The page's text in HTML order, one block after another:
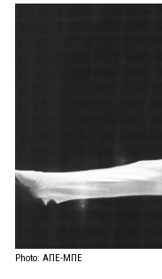
Photo: ΑΠΕ-ΜΠΕ